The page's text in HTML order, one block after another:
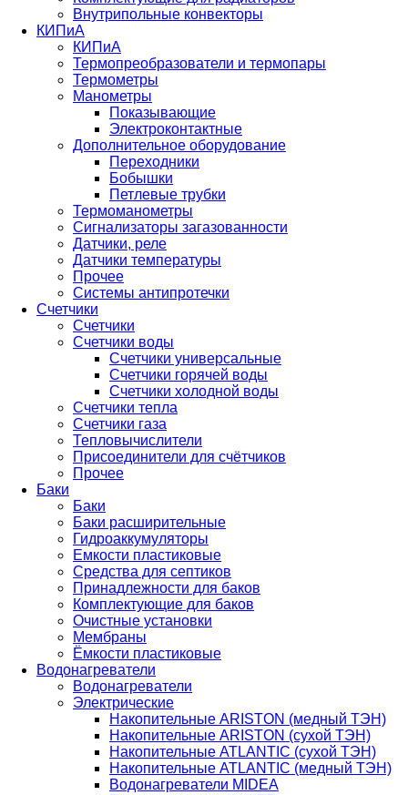
Внутрипольные конвекторы
КИПиА
КИПиА
Термопреобразователи и термопары
Термометры
Манометры
Показывающие
Электроконтактные
Дополнительное оборудование
Переходники
Бобышки
Петлевые трубки
Термоманометры
Сигнализаторы загазованности
Датчики, реле
Датчики температуры
Прочее
Системы антипротечки
Счетчики
Счетчики
Счетчики воды
Счетчики универсальные
Счетчики горячей воды
Счетчики холодной воды
Счетчики тепла
Счетчики газа
Тепловычислители
Присоединители для счётчиков
Прочее
Баки
Баки
Баки расширительные
Гидроаккумуляторы
Емкости пластиковые
Средства для септиков
Принадлежности для баков
Комплектующие для баков
Очистные установки
Мембраны
Ёмкости пластиковые
Водонагреватели
Водонагреватели
Электрические
Накопительные ARISTON (медный ТЭН)
Накопительные ARISTON (сухой ТЭН)
Накопительные ATLANTIC (сухой ТЭН)
Накопительные ATLANTIC (медный ТЭН)
Водонагреватели MIDEA